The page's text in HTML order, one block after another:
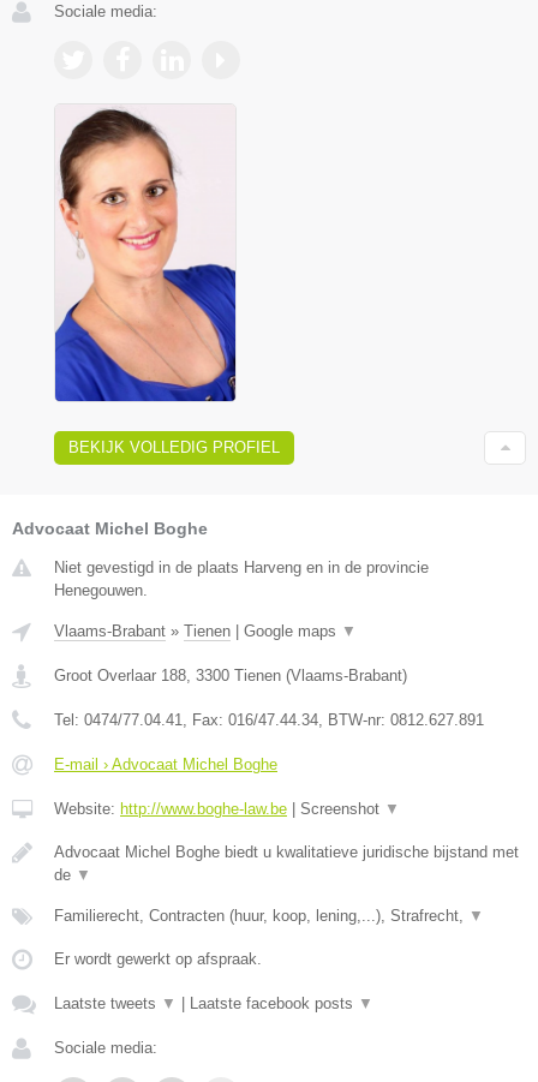
Sociale media:
BEKIJK VOLLEDIG PROFIEL
Advocaat Michel Boghe
Niet gevestigd in de plaats Harveng en in de provincie
Henegouwen.
Vlaams-Brabant » Tienen | Google maps ▼
Groot Overlaar 188 3300 Tienen (Vlaams-Brabant)
Tel: 0474/77.04.41 , Fax: 016/47.44.34 , BTW-nr: ​0812.627.891
E-mail › Advocaat Michel Boghe
Website: http://www.boghe-law.be | Screenshot ▼
Advocaat Michel Boghe biedt u kwalitatieve juridische bijstand met
de ▼
Familierecht, Contracten (huur, koop, lening,...), Strafrecht, ▼
Er wordt gewerkt op afspraak.
Laatste tweets ▼ | Laatste facebook posts ▼
Sociale media: